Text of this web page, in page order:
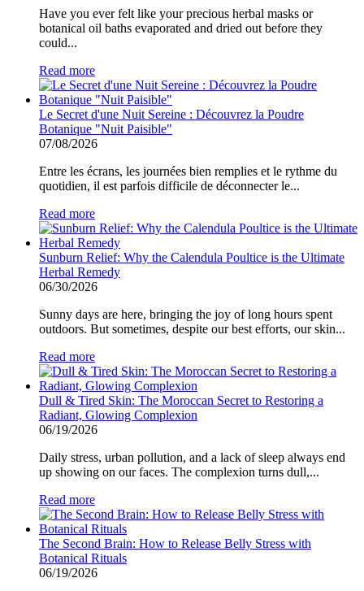
Have you ever felt like your precious herbal masks or
botanical oil baths evaporated and dried out before they
could...
Read more
Le Secret d'une Nuit Sereine : Découvrez la Poudre
Botanique "Nuit Paisible"
07/08/2026
Entre les écrans, les journées bien remplies et le rythme du
quotidien, il est parfois difficile de déconnecter le...
Read more
Sunburn Relief: Why the Calendula Poultice is the Ultimate
Herbal Remedy
06/30/2026
Sunny days are here, bringing the joy of long hours spent
outdoors. But sometimes, despite our best efforts, our skin...
Read more
Dull & Tired Skin: The Moroccan Secret to Restoring a
Radiant, Glowing Complexion
06/19/2026
Daily stress, urban pollution, and a lack of sleep always end
up showing on our faces. The complexion turns dull,...
Read more
The Second Brain: How to Release Belly Stress with
Botanical Rituals
06/19/2026